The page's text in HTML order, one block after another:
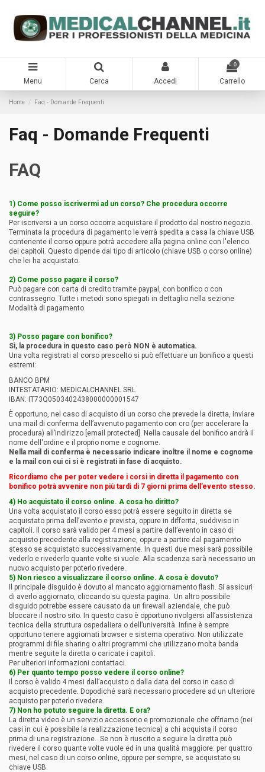
Menu Cerca Accedi
0
Carrello
Home Faq - Domande Frequenti
Faq - Domande Frequenti
FAQ
1) Come posso iscrivermi ad un corso? Che procedura occorre
seguire?
Per iscriversi a un corso occorre acquistare il prodotto dal nostro negozio.
Terminata la procedura di pagamento le verrà spedita a casa la chiave USB
contenente il corso oppure potrà accedere alla pagina online con l'elenco
dei capitoli. Questo dipende dal tipo di articolo (chiave USB o corso online)
che lei ha acquistato.
2) Come posso pagare il corso?
Può pagare con carta di credito tramite paypal, con bonifico o con
contrassegno. Tutte i metodi sono spiegati in dettaglio nella sezione
Modalità di pagamento.
3) Posso pagare con bonifico?
Sì, la procedura in questo caso però NON è automatica.
Una volta registrati al corso prescelto si può effettuare un bonifico a questi
estremi:
BANCO BPM
INTESTATARIO: MEDICALCHANNEL SRL
IBAN: IT73Q0503402438000000001547
È opportuno, nel caso di acquisto di un corso che prevede la diretta, inviare
una mail di conferma dell’avvenuto pagamento con cro (per accelerare la
procedura) all’indirizzo [email protected] . Nella causale del bonifico andrà il
nome dell'ordine e il proprio nome e cognome.
Nella mail di conferma è necessario indicare inoltre il nome e cognome
e la mail con cui ci si è registrati in fase di acquisto.
Ricordiamo che per poter vedere i corsi in diretta il pagamento con
bonifico potrà avvenire non più tardi di 7 giorni prima dell’evento stesso.
4) Ho acquistato il corso online. A cosa ho diritto?
Una volta acquistato il corso esso potrà essere seguito in diretta se
acquistato prima dell’evento e prevista, oppure in differita, suddiviso in
capitoli. Il corso sarà valido per 4 mesi a partire dall’evento in caso di
acquisto precedente alla registrazione, oppure a partire dal pagamento
stesso se acquistato successivamente. In questi due mesi sarà possibile
vederlo e rivederlo quante volte si vuole. Alla scadenza sarà necessario un
nuovo acquisto per poterlo rivedere.
5) Non riesco a visualizzare il corso online. A cosa è dovuto?
Il principale disguido è dovuto al mancato aggiornamento flash. Si assicuri
di averlo aggiornato, cliccando su questa pagina . Un altro possibile
disguido potrebbe essere causato da un firewall aziendale, che può
bloccare il nostro sito. In questo caso è opportuno rivolgersi all’assistenza
tecnica della struttura ospedaliera o dell’università. Infine è sempre
opportuno tenere aggiornati browser e sistema operativo. Non utilizzate
programmi di file sharing o altri programmi che utilizzano molta banda
mentre seguite la diretta o caricate i capitoli.
Per ulteriori informazioni contattaci.
6) Per quanto tempo posso vedere il corso online?
Il corso è valido 4 mesi dall’acquisto o dalla data del corso in caso di
acquisto precedente. Dopodiché sarà necessario procedere ad un ulteriore
acquisto per poterlo rivedere.
7) Non ho potuto seguire la diretta. E ora?
La diretta video è un servizio accessorio e promozionale che offriamo (nei
casi in cui è possibile la realizzazione tecnica) a chi acquista il corso
prima di una registrazione. Se non è riuscito a seguire la diretta può
rivedere il corso quante volte vuole ed in una qualità maggiore: per quattro
mesi, nel caso di un corso online, oppure per sempre, se acquistato su
chiave USB.